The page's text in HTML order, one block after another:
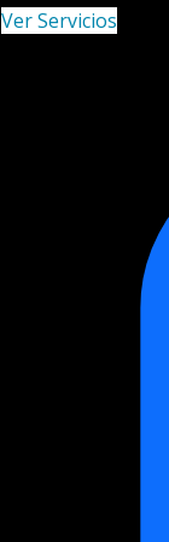
Ver Servicios